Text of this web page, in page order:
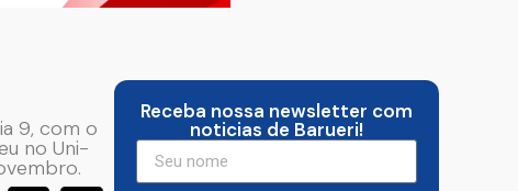
9, com o
no Uni-
Receba nossa newsletter com
noticias de Barueri!